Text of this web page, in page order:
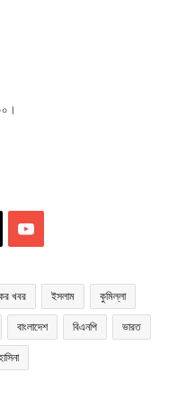
YouTube
খবর ইসলাম কুমিল্লা
বাংলাদেশ বিএনপি ভারত